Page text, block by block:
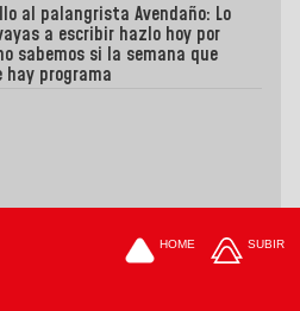
al palangrista Avendaño: Lo
a escribir hazlo hoy por
sabemos si la semana que
hay programa
HOME SUBIR